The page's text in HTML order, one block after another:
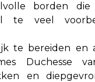
borden
te veel
te bereiden en
Duchesse
en